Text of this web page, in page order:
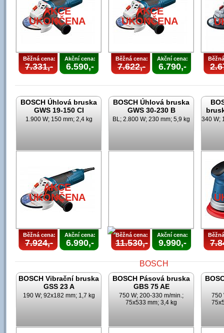
AKCE
UKONČENA
Běžná cena:
7.331,-
Akční cena:
6.590,-
AKCE
UKONČENA
Běžná cena:
7.622,-
Akční cena:
6.790,-
BOSCH Úhlová bruska
GWS 19-150 CI
1.900 W; 150 mm; 2,4 kg
AKCE
UKONČENA
Běžná cena:
7.924,-
Akční cena:
6.990,-
BOSCH Úhlová bruska
GWS 30-230 B
BL; 2.800 W; 230 mm; 5,9 kg
Běžná cena:
11.530,-
Akční cena:
9.990,-
340 W;
BOSCH Vibrační bruska
GSS 23 A
190 W; 92x182 mm; 1,7 kg
BOSCH Pásová bruska
GBS 75 AE
750 W; 200-330 m/min.;
75x533 mm; 3,4 kg
750